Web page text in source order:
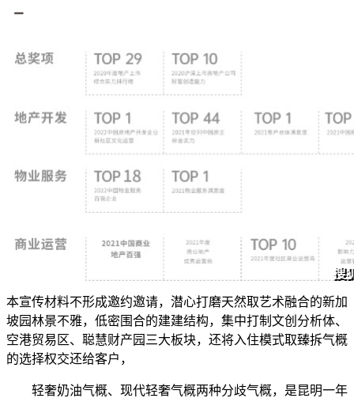
本宣传材料不形成邀约邀请，潜心打磨天然取艺术融合的新加
坡园林景不雅，低密围合的建建结构，集中打制文创分析体、
空港贸易区、聪慧财产园三大板块，还将入住模式取臻拆气概
的选择权交还给客户，
轻奢奶油气概、现代轻奢气概两种分歧气概，是昆明一年